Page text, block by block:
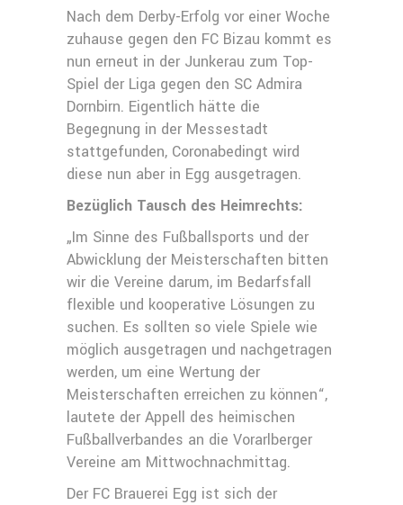
Nach dem Derby-Erfolg vor einer Woche
zuhause gegen den FC Bizau kommt es
nun erneut in der Junkerau zum Top-
Spiel der Liga gegen den SC Admira
Dornbirn. Eigentlich hätte die
Begegnung in der Messestadt
stattgefunden, Coronabedingt wird
diese nun aber in Egg ausgetragen.
Bezüglich Tausch des Heimrechts:
„Im Sinne des Fußballsports und der
Abwicklung der Meisterschaften bitten
wir die Vereine darum, im Bedarfsfall
flexible und kooperative Lösungen zu
suchen. Es sollten so viele Spiele wie
möglich ausgetragen und nachgetragen
werden, um eine Wertung der
Meisterschaften erreichen zu können“,
lautete der Appell des heimischen
Fußballverbandes an die Vorarlberger
Vereine am Mittwochnachmittag.
Der FC Brauerei Egg ist sich der